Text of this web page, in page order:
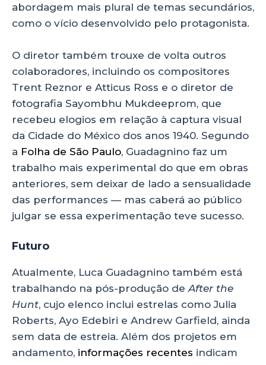
abordagem mais plural de temas secundários,
como o vício desenvolvido pelo protagonista.
O diretor também trouxe de volta outros
colaboradores, incluindo os compositores
Trent Reznor e Atticus Ross e o diretor de
fotografia Sayombhu Mukdeeprom, que
recebeu elogios em relação à captura visual
da Cidade do México dos anos 1940. Segundo
a Folha de São Paulo, Guadagnino faz um
trabalho mais experimental do que em obras
anteriores, sem deixar de lado a sensualidade
das performances — mas caberá ao público
julgar se essa experimentação teve sucesso.
Futuro
Atualmente, Luca Guadagnino também está
trabalhando na pós-produção deAfter the
Hunt, cujo elenco inclui estrelas como Julia
Roberts, Ayo Edebiri e Andrew Garfield, ainda
sem data de estreia. Além dos projetos em
andamento, informações recentes indicam